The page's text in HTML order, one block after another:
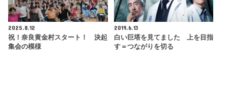
2025.8.12
祝！奈良黄金村スタート！ 決起
集会の模様
2019.6.13
白い巨塔を見てました 上を目指
す＝つながりを切る